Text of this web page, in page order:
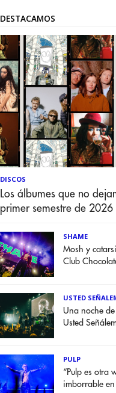
DESTACAMOS
DISCOS
Los álbumes que no
primer semestre de 2026
SHAME
Mosh y
Club
USTED
Una noche
Usted
PULP
“Pulp es otra
imborrable